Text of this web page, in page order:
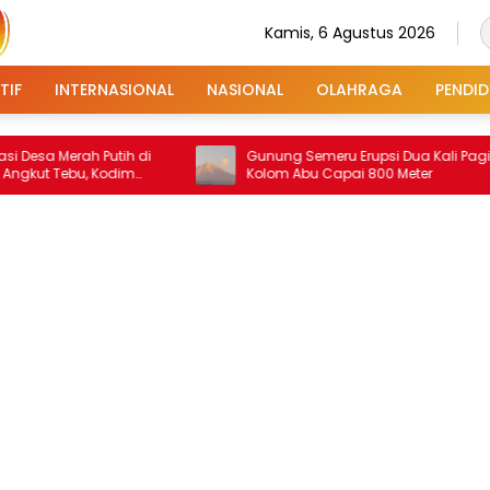
Kamis, 6 Agustus 2026
INTERNASIONAL NASIONAL OLAHRAGA
Putih di
Kodim
Gunung Semeru Erupsi Dua Kali Pagi Ini,
Kolom Abu Capai 800 Meter